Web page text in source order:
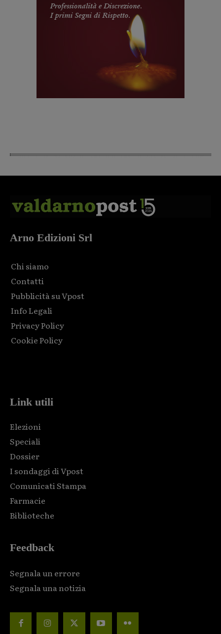
Arno Edizioni Srl
Chi siamo
Contatti
Pubblicità su Vpost
Info Legali
Privacy Policy
Cookie Policy
Link utili
Elezioni
Speciali
Dossier
I sondaggi di Vpost
Comunicati Stampa
Farmacie
Biblioteche
Feedback
Segnala un errore
Segnala una notizia